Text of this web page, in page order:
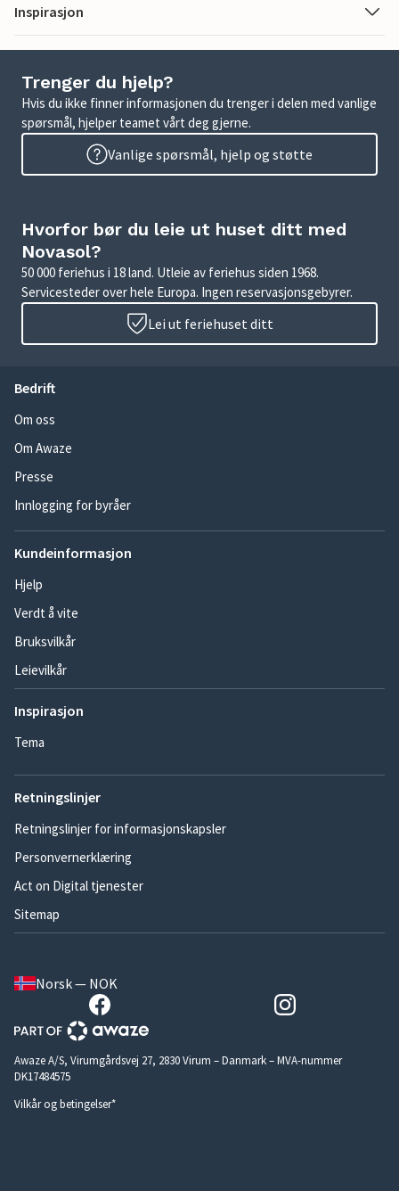
Inspirasjon
Trenger du hjelp?
Hvis du ikke finner informasjonen du trenger i delen med vanlige
spørsmål, hjelper teamet vårt deg gjerne.
Vanlige spørsmål, hjelp og støtte
Hvorfor bør du leie ut huset ditt med
Novasol?
50 000 feriehus i 18 land. Utleie av feriehus siden 1968.
Servicesteder over hele Europa. Ingen reservasjonsgebyrer.
Lei ut feriehuset ditt
Bedrift
Om oss
Om Awaze
Presse
Innlogging for byråer
Kundeinformasjon
Hjelp
Verdt å vite
Bruksvilkår
Leievilkår
Inspirasjon
Tema
Retningslinjer
Retningslinjer for informasjonskapsler
Personvernerklæring
Act on Digital tjenester
Sitemap
Norsk — NOK
Awaze A/S, Virumgårdsvej 27, 2830 Virum – Danmark – MVA-nummer
DK17484575
Vilkår og betingelser*